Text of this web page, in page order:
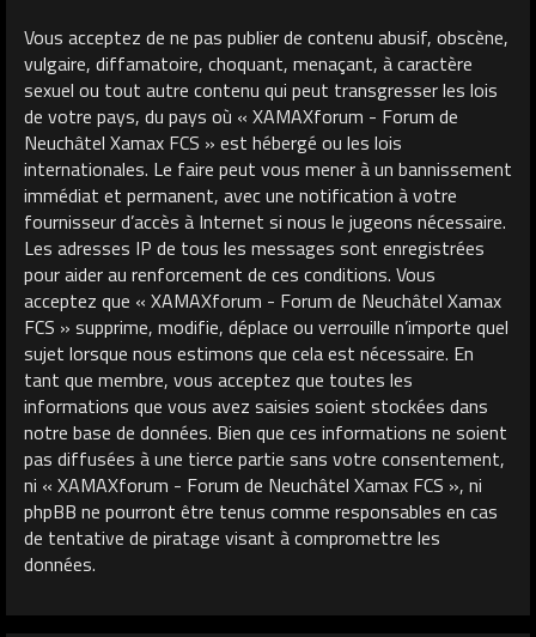
Vous acceptez de ne pas publier de contenu abusif, obscène,
vulgaire, diffamatoire, choquant, menaçant, à caractère
sexuel ou tout autre contenu qui peut transgresser les lois
de votre pays, du pays où « XAMAXforum - Forum de
Neuchâtel Xamax FCS » est hébergé ou les lois
internationales. Le faire peut vous mener à un bannissement
immédiat et permanent, avec une notification à votre
fournisseur d’accès à Internet si nous le jugeons nécessaire.
Les adresses IP de tous les messages sont enregistrées
pour aider au renforcement de ces conditions. Vous
acceptez que « XAMAXforum - Forum de Neuchâtel Xamax
FCS » supprime, modifie, déplace ou verrouille n’importe quel
sujet lorsque nous estimons que cela est nécessaire. En
tant que membre, vous acceptez que toutes les
informations que vous avez saisies soient stockées dans
notre base de données. Bien que ces informations ne soient
pas diffusées à une tierce partie sans votre consentement,
ni « XAMAXforum - Forum de Neuchâtel Xamax FCS », ni
phpBB ne pourront être tenus comme responsables en cas
de tentative de piratage visant à compromettre les
données.